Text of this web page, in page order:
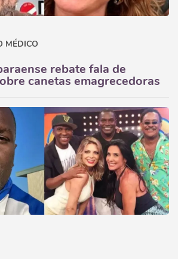
MÉDICO
rebate fala de
canetas emagrecedoras